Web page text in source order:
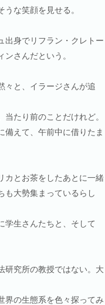
な笑顔を見せる。
身でリフラン・クレトー
さんだという。
と、イラージさんが追
たり前のことだけれど。
えて、午前中に借りたま
カとお茶をしたあとに一緒
も大勢集まっているらし
生さんたちと、そして
究所の教授ではない。大
界の生態系を色々探ってみ